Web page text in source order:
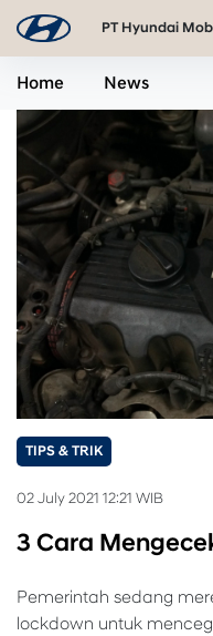
PT Hyundai
Home News
TIPS & TRIK
02 July 2021 12:21 WIB
3 Cara
Pemerintah sedang
lockdown untuk